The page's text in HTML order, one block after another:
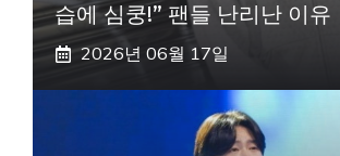
습에 심쿵!” 팬들 난리난 이유
2026년 06월 17일